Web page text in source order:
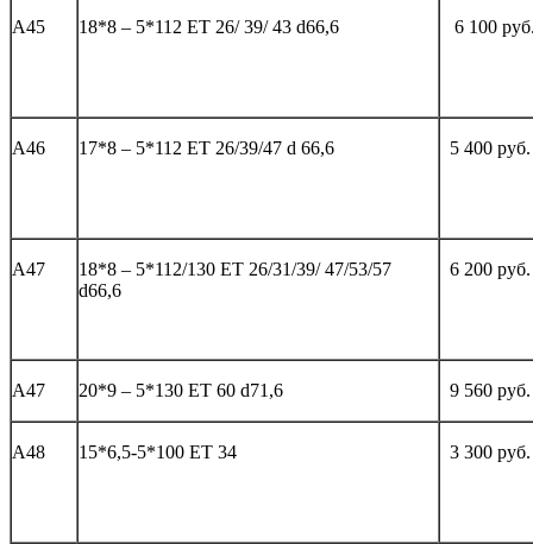
А45 18*8 – 5*112 ЕТ 26/ 39/ 43 d66,6 6 100
А46 17*8 – 5*112 ЕТ 26/39/47 d 66,6 5 400 руб.
А47
18*8 – 5*112/130 ЕТ 26/31/39/ 47/53/57
d66,6
6 200 руб.
А47 20*9 – 5*130 ET 60 d71,6 9 560 руб.
А48 15*6,5-5*100 ЕТ 34 3 300 руб.